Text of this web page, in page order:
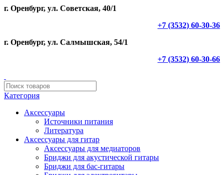
г. Оренбург, ул. Советская, 40/1
+7 (3532) 60-30-36
г. Оренбург, ул. Салмышская, 54/1
+7 (3532) 60-30-66
Категория
Аксессуары
Источники питания
Литература
Аксессуары для гитар
Аксессуары для медиаторов
Бриджи для акустической гитары
Бриджи для бас-гитары